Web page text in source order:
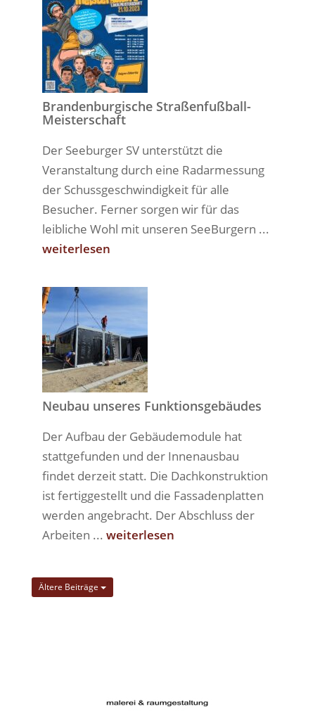
Brandenburgische Straßenfußball-
Meisterschaft
Der Seeburger SV unterstützt die
Veranstaltung durch eine Radarmessung
der Schussgeschwindigkeit für alle
Besucher. Ferner sorgen wir für das
leibliche Wohl mit unseren SeeBurgern ...
weiterlesen
Neubau unseres Funktionsgebäudes
Der Aufbau der Gebäudemodule hat
stattgefunden und der Innenausbau
findet derzeit statt. Die Dachkonstruktion
ist fertiggestellt und die Fassadenplatten
werden angebracht. Der Abschluss der
Arbeiten ... weiterlesen
Ältere Beiträge